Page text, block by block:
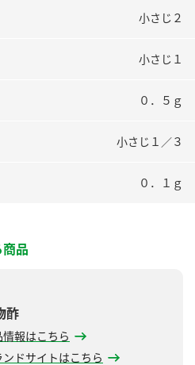
検索
製造所固有記号一覧
小さじ２
小さじ１
０．５ｇ
小さじ１／３
０．１ｇ
品
酢
情報はこちら
ンドサイトはこちら